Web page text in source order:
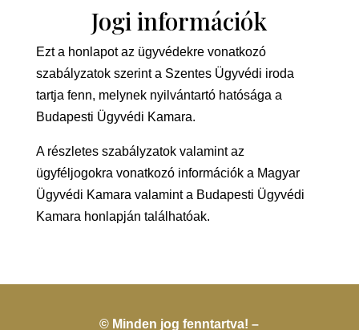
Jogi információk
Ezt a honlapot az ügyvédekre vonatkozó
szabályzatok szerint a Szentes Ügyvédi iroda
tartja fenn, melynek nyilvántartó hatósága a
Budapesti Ügyvédi Kamara.
A részletes szabályzatok valamint az
ügyféljogokra vonatkozó információk a Magyar
Ügyvédi Kamara valamint a Budapesti Ügyvédi
Kamara honlapján találhatóak.
© Minden jog fenntartva! –